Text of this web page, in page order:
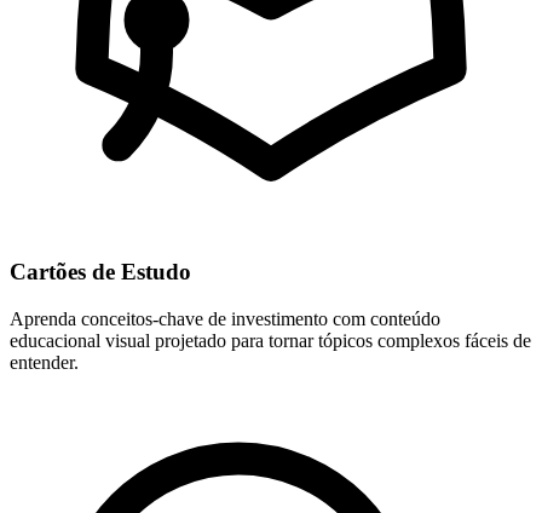
Cartões de Estudo
Aprenda conceitos-chave de investimento com conteúdo
educacional visual projetado para tornar tópicos complexos fáceis de
entender.